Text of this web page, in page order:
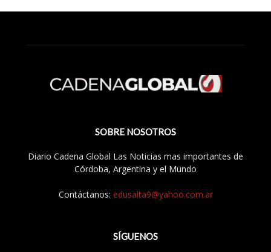
SOBRE NOSOTROS
Diario Cadena Global Las Noticias mas importantes de
Córdoba, Argentina y el Mundo
Contáctanos: edusalta9@yahoo.com.ar
SÍGUENOS